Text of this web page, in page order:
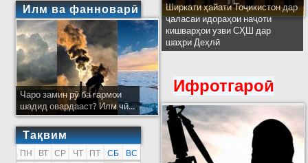
Илм ва фанноварӣ
Чаро замин рӯ ба гармои
шадид овардааст? Илм чӣ...
Тақвим
ПН ВТ СР ЧТ ПТ СБ
ВС
Ширкати ҳайати Тоҷикистон дар
ҷаласаи идораҳои наҷоти
кишварҳои узви СҲШ дар
шаҳри Деҳлӣ
Ифротгароӣ